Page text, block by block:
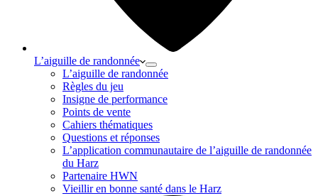
L’aiguille de randonnée
L’aiguille de randonnée
Règles du jeu
Insigne de performance
Points de vente
Cahiers thématiques
Questions et réponses
L’application communautaire de l’aiguille de randonnée
du Harz
Partenaire HWN
Vieillir en bonne santé dans le Harz